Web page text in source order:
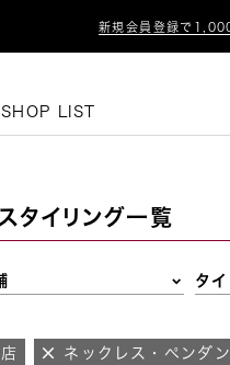
新規会員登録で
SHOP LIST
スタイリング一覧
タ
ネックレス・ペンダ